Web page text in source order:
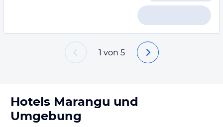
1 von 5
Hotels Marangu und
Umgebung